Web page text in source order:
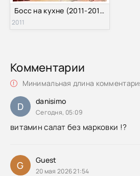
Босс на кухне (2011-2013) 1,2 Сезон Все серии
2011
Комментарии
Минимальная длина
D danisimo
Сегодня, 05:09
витамин салат без марковки !?
G Guest
20 мая 2026 21:54